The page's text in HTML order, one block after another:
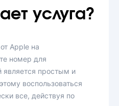
услуга?
Apple на
номер для
является простым и
воспользоваться
все, действуя по